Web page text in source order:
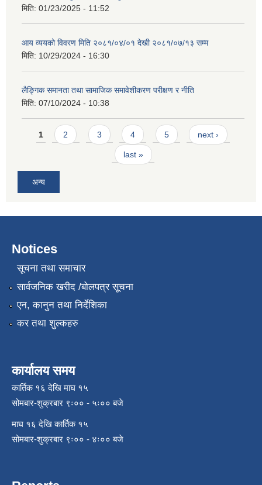
मिति: 01/23/2025 - 11:52
आय व्ययको विवरण मिति २०८१/०४/०१ देखी २०८१/०७/१३ सम्म
मिति: 10/29/2024 - 16:30
लैङ्गिक समानता तथा सामाजिक समावेशीकरण परीक्षण र नीति
मिति: 07/10/2024 - 10:38
Pages
1 2 3 4 5 next ›
last »
अन्य
Notices
सूचना तथा समाचार
सार्वजनिक खरीद /बोलपत्र सूचना
एन, कानुन तथा निर्देशिका
कर तथा शुल्कहरु
कार्यालय समय
कार्तिक १६ देखि माघ १५
सोमबार-शुक्रबार ९ः०० - ५ः०० बजे
माघ १६ देखि कार्तिक १५
सोमबार-शुक्रबार ९ः०० - ४ः०० बजे